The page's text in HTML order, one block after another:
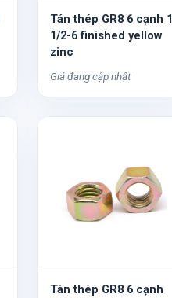
Tán thép GR8 6 cạnh 1
1/2-6 finished yellow
zinc
Giá đang cập nhật
Tán thép GR8 6 cạnh